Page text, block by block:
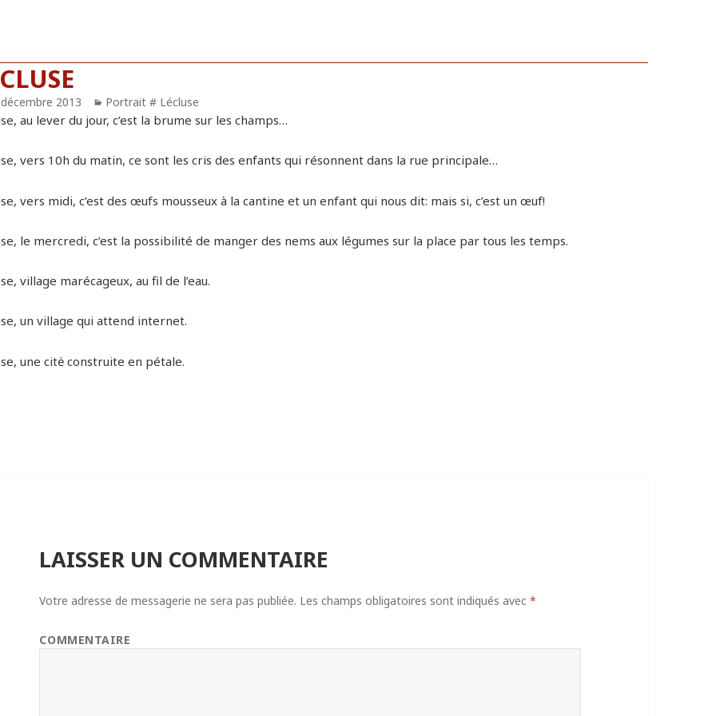
2013 Catégories
Portrait # Lécluse
au lever du jour, c’est la brume sur les champs…
vers 10h du matin, ce sont les cris des enfants qui résonnent dans la rue principale…
vers midi, c’est des œufs mousseux à la cantine et un enfant qui nous dit: mais si, c’est un œuf!
le mercredi, c’est la possibilité de manger des nems aux légumes sur la place par tous les temps.
village marécageux, au fil de l’eau.
un village qui attend internet.
une citė construite en pétale.
LAISSER UN COMMENTAIRE
Votre adresse de messagerie ne sera pas publiée. Les champs obligatoires sont indiqués avec*
COMMENTAIRE